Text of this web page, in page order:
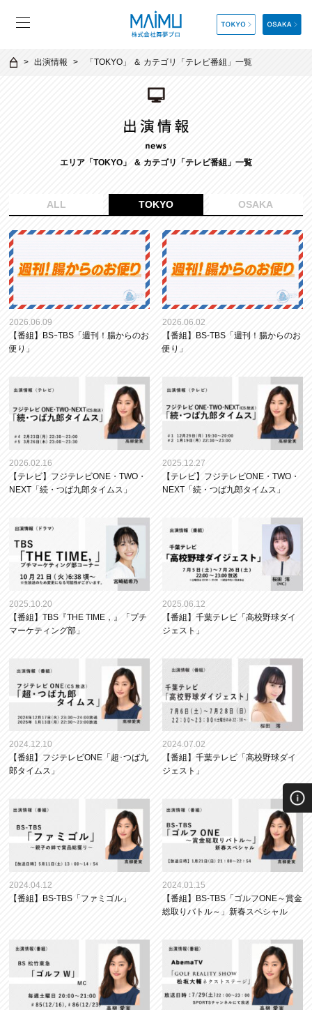
出演情報 「TOKYO 」 ＆ カテゴリ「 テレビ番組 」一覧
エリア「TOKYO」 ＆ カテゴリ「 テレビ番組 」一覧
ALL TOKYO OSAKA
2026.06.09
【番組】BSｰTBS「週刊！腸からのお
便り」
2026.06.02
【番組】BS-TBS「週刊！腸からのお
便り」
2026.02.16
【テレビ】フジテレビONE・TWO・
NEXT「続・つば九郎タイムス」
2025.12.27
【テレビ】フジテレビONE・TWO・
NEXT「続・つば九郎タイムス」
2025.10.20
【番組】TBS『THE TIME，』「プチ
マーケティング部」
2025.06.12
【番組】千葉テレビ「高校野球ダイ
ジェスト」
2024.12.10
【番組】フジテレビONE「超･つば九
郎タイムス」
2024.07.02
【番組】千葉テレビ「高校野球ダイ
ジェスト」
2024.04.12
【番組】BS-TBS「ファミゴル」
2024.01.15
【番組】BS-TBS「ゴルフONE～賞金
総取りバトル～」新春スペシャル